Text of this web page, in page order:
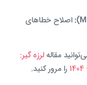
اصلاح خطاهای
مقالهلرزه گیر:
را مرور کنید.